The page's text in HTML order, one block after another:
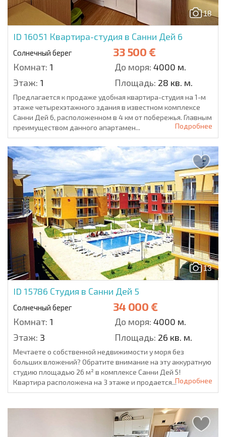
18
ID 16051 Квартира-студия в Санни Дей 6
Солнечный берег 33 500 €
Комнат: 1 До моря: 4000 м.
Этаж: 1 Площадь: 28 кв. м.
Предлагается к продаже удобная квартира-студия на 1-м
этаже четырехэтажного здания в известном комплексе
Санни Дей 6, расположенном в 4 км от побережья. Главным
преимуществом данного апартамен...
Подробнее
13
ID 15786 Студия в Санни Дей 5
Солнечный берег 34 000 €
Комнат: 1 До моря: 4000 м.
Этаж: 3 Площадь: 26 кв. м.
Мечтаете о собственной недвижимости у моря без
больших вложений? Обратите внимание на эту аккуратную
студию площадью 26 м² в комплексе Санни Дей 5!
Квартира расположена на 3 этаже и продается...Подробнее